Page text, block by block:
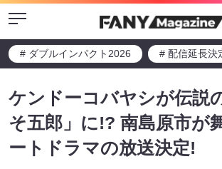
Menu
# ダブルインパクト2026 # 配信延長決
ケンドーコバヤシが伝説
そ五郎」に!? 南島原市が
ートドラマの放送決定!